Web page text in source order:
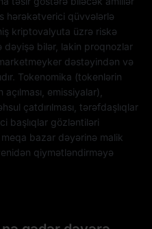
hərəkətverici qüvvələrlə
kriptovalyuta üzrə riskə
dəyişə bilər, lakin proqnozlar
dəstəyindən və
Tokenomika (tokenlərin
emissiyalar),
çatdırılması, tərəfdaşlıqlar
başlıqlar gözləntiləri
bazar dəyərinə malik
qiymətləndirməyə